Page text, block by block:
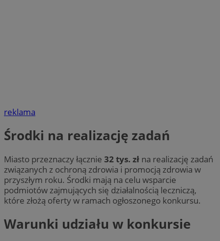
reklama
Środki na realizację zadań
Miasto przeznaczy łącznie 32 tys. zł na realizację zadań
związanych z ochroną zdrowia i promocją zdrowia w
przyszłym roku. Środki mają na celu wsparcie
podmiotów zajmujących się działalnością leczniczą,
które złożą oferty w ramach ogłoszonego konkursu.
Warunki udziału w konkursie